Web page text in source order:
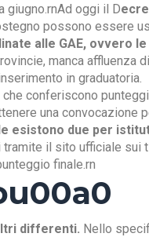
giugno.rnAd oggi il D
possono essere
alle GAE, ovvero le
manca affluenza di
in graduatoria.
conferiscono punteggi
una convocazione
esistono due per
tramite il sito ufficiale sui
finale.rn
differenti. Nello